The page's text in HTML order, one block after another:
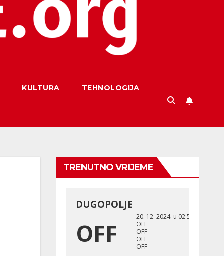
KULTURA TEHNOLOGIJA
TRENUTNO VRIJEME